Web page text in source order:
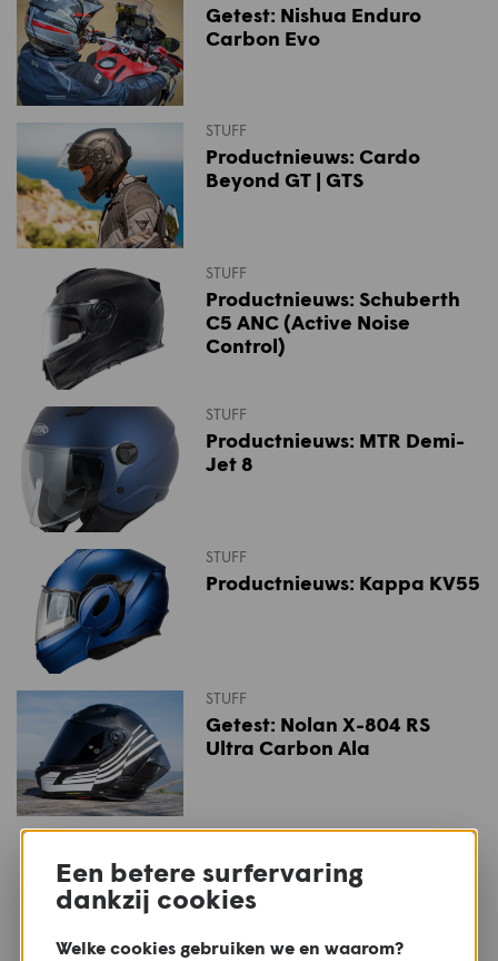
Getest: Nishua Enduro
Carbon Evo
STUFF
Productnieuws: Cardo
Beyond GT | GTS
STUFF
Productnieuws: Schuberth
C5 ANC (Active Noise
Control)
STUFF
Productnieuws: MTR Demi-
Jet 8
STUFF
Productnieuws: Kappa KV55
STUFF
Getest: Nolan X-804 RS
Ultra Carbon Ala
Productnieuws: MTR K-15
EVO
Een betere surfervaring
dankzij cookies
Welke cookies gebruiken we en waarom?